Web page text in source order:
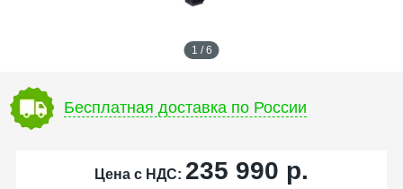
1 / 6
Бесплатная доставка по России
Цена с НДС: 235 990 р.